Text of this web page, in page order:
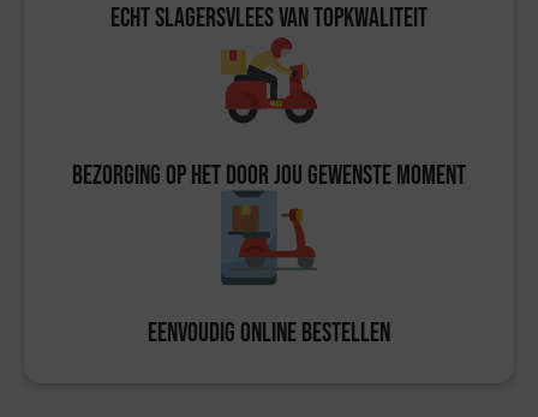
Echt slagersvlees van topkwaliteit
Bezorging op het door jou gewenste moment
Eenvoudig online bestellen